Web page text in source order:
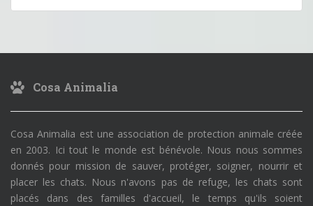
Cosa Animalia
Cosa Animalia est une association de protection animale créée
en 2003. Ici tout le monde est bénévole. Nous nous sommes
donnés pour mission de sauver, protéger, soigner, nourrir et
placer les chats. Nous n'avons pas de refuge, les chats sont
placés dans des familles d'accueil, le temps qu'ils soient